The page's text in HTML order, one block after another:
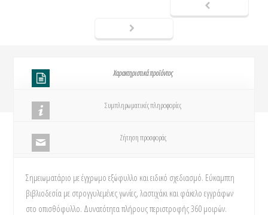
Χαρακτηριστικά προϊόντος
Συμπληρωματικές πληροφορίες
Ζήτηση προσφοράς
Σημειωματάριο με έγχρωμο εξώφυλλο και ειδικό σχεδιασμό. Εύκαμπτη
βιβλιοδεσία με στρογγυλεμένες γωνίες, λαστιχάκι και φάκελο εγγράφων
στο οπισθόφυλλο. Δυνατότητα πλήρους περιστροφής 360 μοιρών.